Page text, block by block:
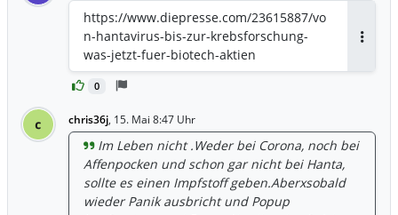
0
https://www.diepresse.com/23615887/vo
n-hantavirus-bis-zur-krebsforschung-
was-jetzt-fuer-biotech-aktien
c chris36j, 15. Mai 8:47 Uhr
Im Leben nicht .Weder bei Corona, noch bei
Affenpocken und schon gar nicht bei Hanta,
sollte es einen Impfstoff geben.Aberxsobald
wieder Panik ausbricht und Popup